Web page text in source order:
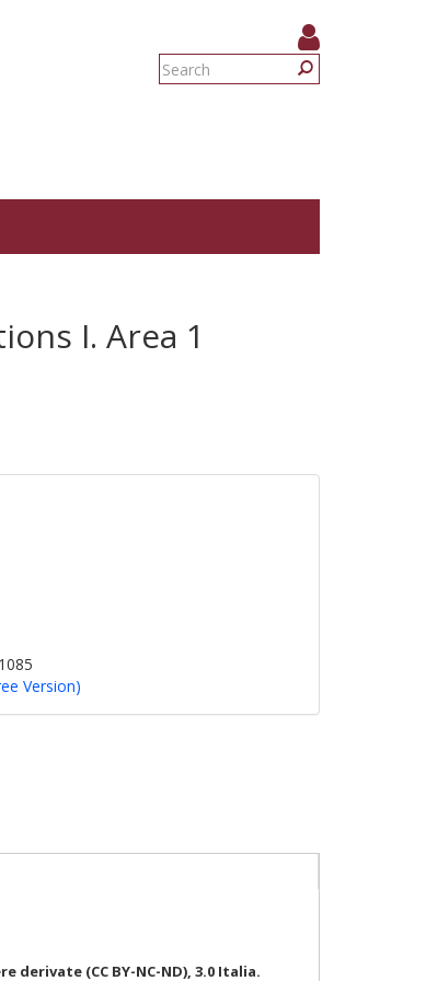
Search
I. Area 1
Version)
(CC BY-NC-ND), 3.0 Italia.